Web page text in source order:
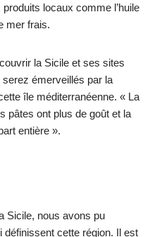
locaux comme l’huile
mer frais.
la Sicile et ses sites
émerveillés par la
île méditerranéenne. « La
pâtes ont plus de goût et la
entière ».
Sicile, nous avons pu
cette région. Il est